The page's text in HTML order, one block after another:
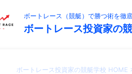
ボートレース（競艇）で勝つ術を徹
ボートレース投資家の
ボートレース投資家の競艇学校 HOME